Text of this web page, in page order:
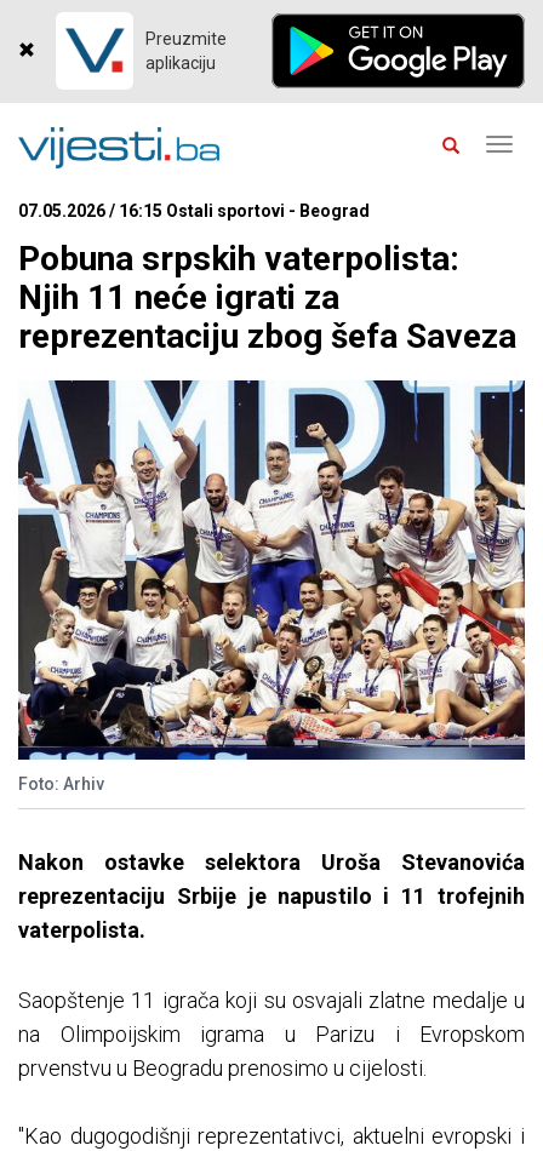
Preuzmite
aplikaciju
07.05.2026 / 16:15 Ostali sportovi - Beograd
Pobuna srpskih vaterpolista:
Njih 11 neće igrati za
reprezentaciju zbog šefa Saveza
Foto: Arhiv
Nakon ostavke selektora Uroša Stevanovića
reprezentaciju Srbije je napustilo i 11 trofejnih
vaterpolista.
Saopštenje 11 igrača koji su osvajali zlatne medalje u
na Olimpoijskim igrama u Parizu i Evropskom
prvenstvu u Beogradu prenosimo u cijelosti.
"Kao dugogodišnji reprezentativci, aktuelni evropski i